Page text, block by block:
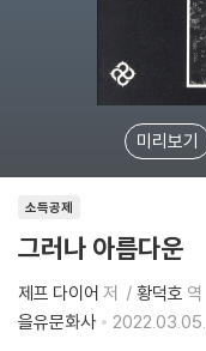
미리보기
소득공제
그러나 아름다운
제프 다이어 저 황덕호 역
을유문화사
2022.03.05.